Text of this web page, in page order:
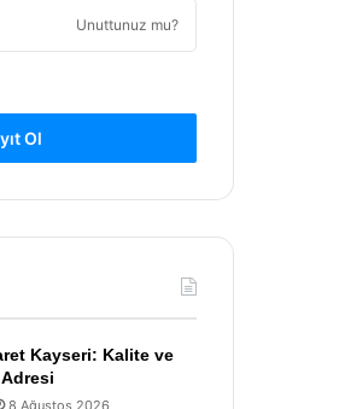
Unuttunuz mu?
Ol
Kayseri: Kalite ve
8 Ağustos 2026